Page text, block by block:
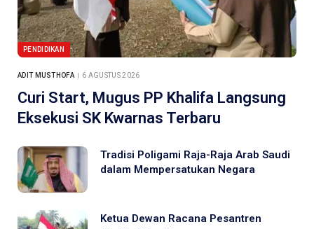
PENDIDIKAN
ADIT MUSTHOFA 6 AGUSTUS 2026
Curi Start, Mugus PP Khalifa Langsung
Eksekusi SK Kwarnas Terbaru
Tradisi Poligami Raja-Raja Arab Saudi
dalam Mempersatukan Negara
Ketua Dewan Racana Pesantren